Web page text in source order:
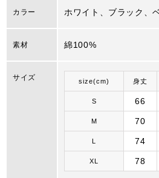
カラー ホワイト、ブラック、
素材 綿100%
サイズ size(cm) 身丈
S 66
M 70
74
XL 78